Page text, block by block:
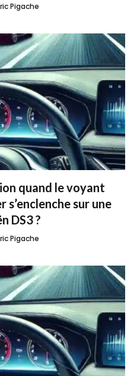
Pigache
quand le voyant
sur une
DS3 ?
Pigache